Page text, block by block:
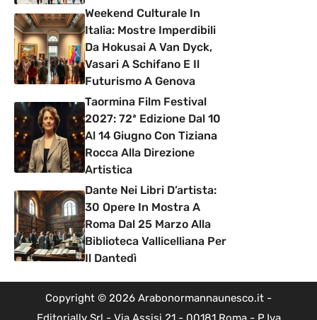
Weekend Culturale In
Italia: Mostre Imperdibili
Da Hokusai A Van Dyck,
Vasari A Schifano E Il
Futurismo A Genova
Taormina Film Festival
2027: 72ª Edizione Dal 10
Al 14 Giugno Con Tiziana
Rocca Alla Direzione
Artistica
Dante Nei Libri D’artista:
30 Opere In Mostra A
Roma Dal 25 Marzo Alla
Biblioteca Vallicelliana Per
Il Dantedì
Copyright © 2026 Arabonormannaunesco.it -